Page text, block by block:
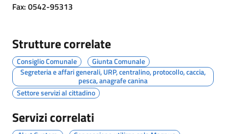
gli
Fax: 0542-95313
Strutture correlate
Consiglio Comunale
Giunta Comunale
Segreteria e affari generali, URP, centralino, protocollo, caccia,
pesca, anagrafe canina
Settore servizi al cittadino
Servizi correlati